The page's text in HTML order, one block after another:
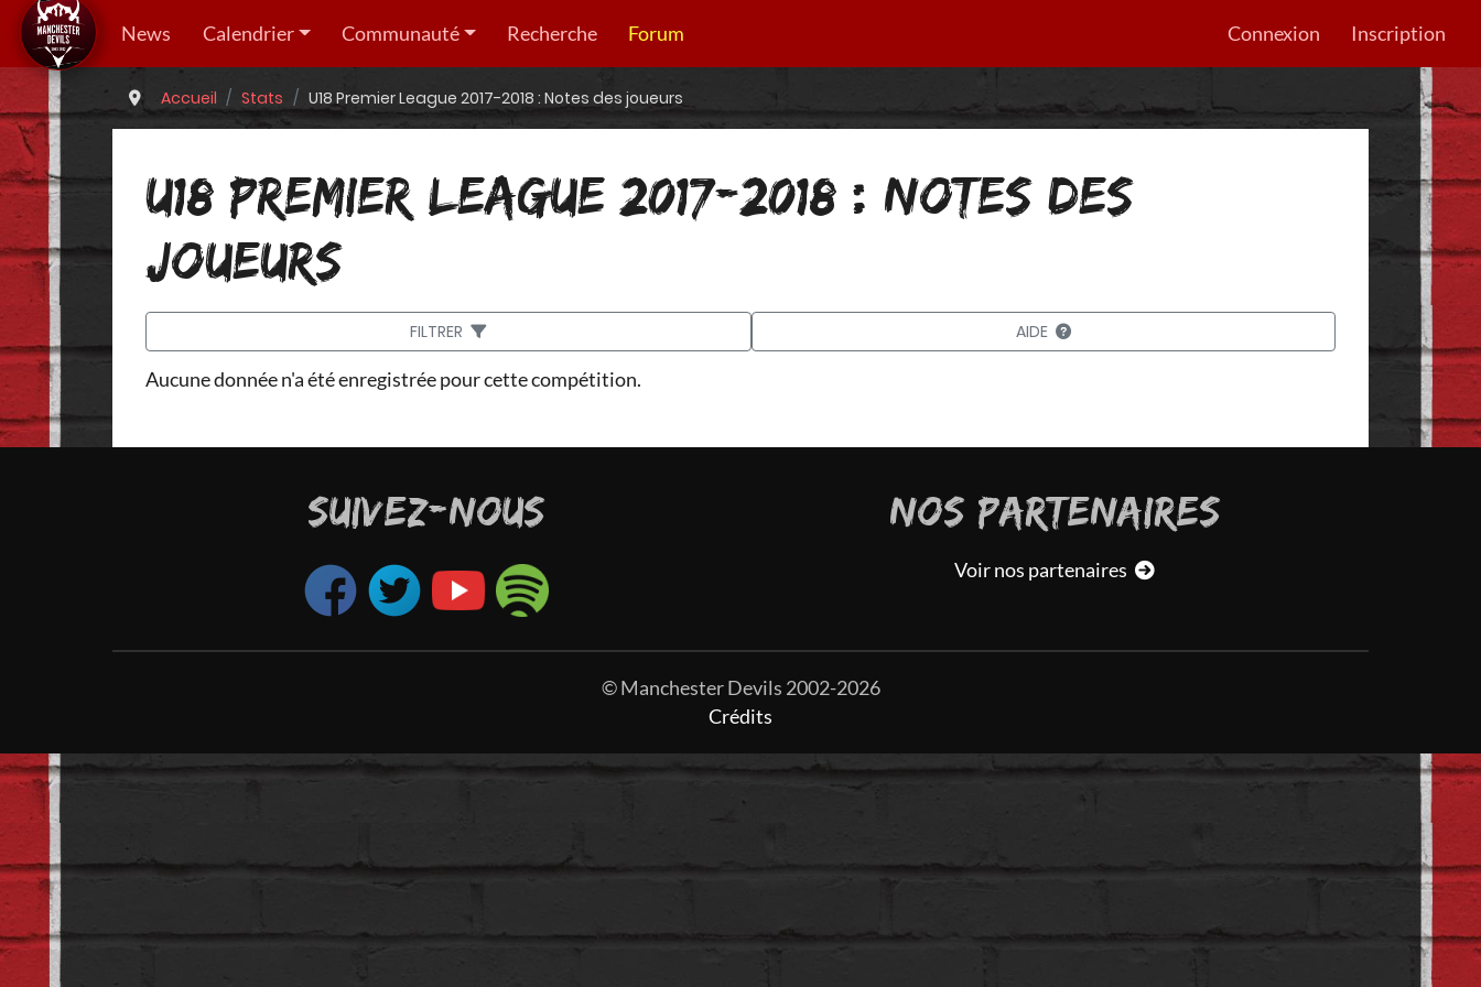
News Calendrier Communauté Recherche Forum Connexion Inscription
Accueil Stats U18 Premier League 2017-2018 : Notes des joueurs
U18 PREMIER LEAGUE 2017-2018 : NOTES DES
JOUEURS
FILTRER AIDE
Aucune donnée n'a été enregistrée pour cette compétition.
SUIVEZ-NOUS NOS PARTENAIRES
Voir nos partenaires
© Manchester Devils 2002-2026
Crédits